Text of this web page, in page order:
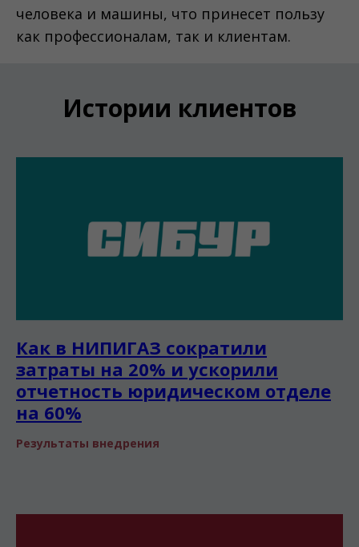
человека и машины, что принесет пользу
как профессионалам, так и клиентам.
Истории клиентов
Как в НИПИГАЗ сократили
затраты на 20% и ускорили
отчетность юридическом отделе
на 60%
Результаты внедрения